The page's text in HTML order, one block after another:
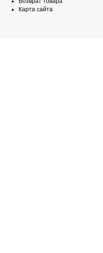
Карта сайта